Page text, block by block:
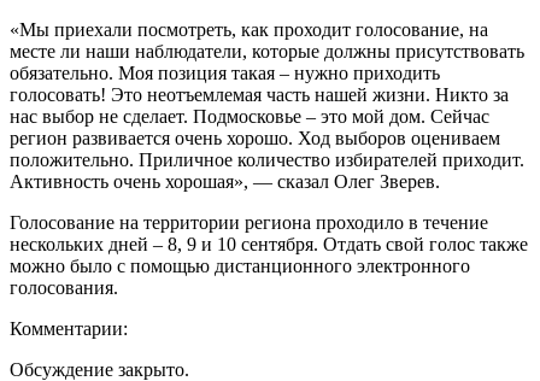
«Мы приехали посмотреть, как проходит голосование, на
месте ли наши наблюдатели, которые должны присутствовать
обязательно. Моя позиция такая – нужно приходить
голосовать! Это неотъемлемая часть нашей жизни. Никто за
нас выбор не сделает. Подмосковье – это мой дом. Сейчас
регион развивается очень хорошо. Ход выборов оцениваем
положительно. Приличное количество избирателей приходит.
Активность очень хорошая», — сказал Олег Зверев.
Голосование на территории региона проходило в течение
нескольких дней – 8, 9 и 10 сентября. Отдать свой голос также
можно было с помощью дистанционного электронного
голосования.
Комментарии:
Обсуждение закрыто.